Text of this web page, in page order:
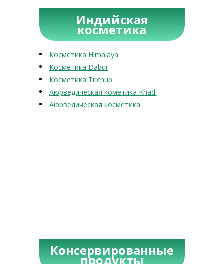
Индийская
косметика
Косметика Himalaya
Косметика Dabur
Косметика Trichup
Аюрведическая кометика Khadi
Аюрведическая косметика
Консервированные
продукты